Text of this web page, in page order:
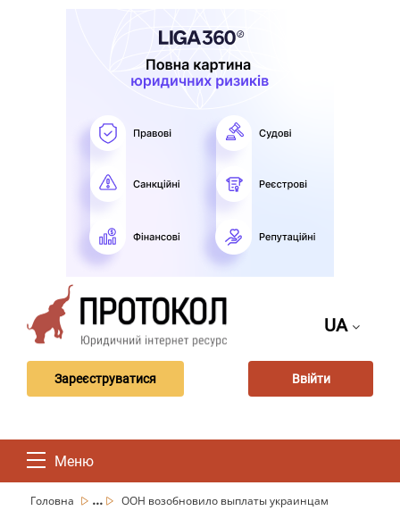
UA
Зареєструватися Ввійти
Меню
Головна ... ООН возобновило выплаты украинцам